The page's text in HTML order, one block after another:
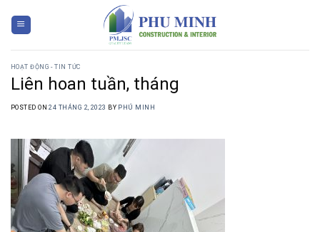
content
HOẠT ĐỘNG - TIN TỨC
Liên hoan tuần, tháng
POSTED ON24 THÁNG 2, 2023 BY PHÚ MINH